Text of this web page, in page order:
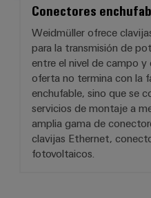
Conectores
Weidmüller ofrece
para la transmisión de
entre el nivel de campo
oferta no termina con la
enchufable, sino que se
servicios de montaje a
amplia gama de
clavijas Ethernet,
fotovoltaicos.